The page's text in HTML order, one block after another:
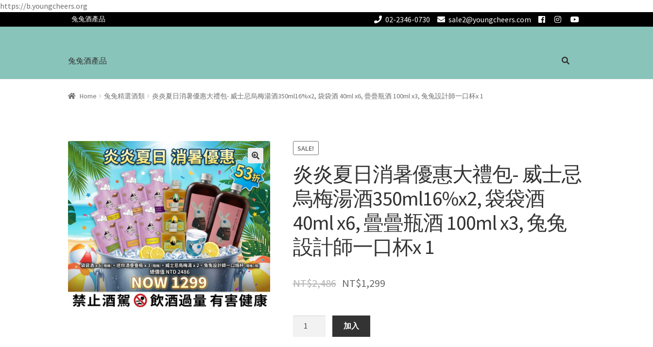
https://b.youngcheers.org
兔兔酒產品 02-2346-0730 sale2@youngcheers.com
navigation
content
兔兔酒產品
Home 兔兔精選酒類 炎炎夏日消暑優惠大禮包- 威士忌烏梅湯酒350ml16%x2, 袋袋酒 40ml x6, 曡曡瓶酒 100ml x3, 兔兔設計師一口杯x 1
SALE!
炎炎夏日消暑優惠大禮包- 威士忌
烏梅湯酒350ml16%x2, 袋袋酒
40ml x6, 曡曡瓶酒 100ml x3, 兔兔
設計師一口杯x 1
NT$2,486 NT$1,299
加入